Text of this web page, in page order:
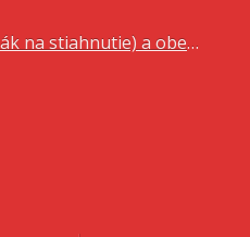
celá ponuka – (leták na stiahnutie) a obedové menu